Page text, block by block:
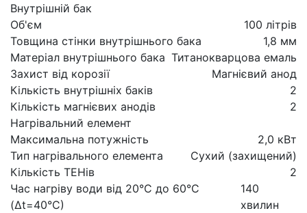
Внутрішній бак
Об'єм
100 літрів
Товщина стінки внутрішнього бака
1,8 мм
Матеріал внутрішнього бака Титанокварцова емаль
Захист від корозії
Магнієвий анод
Кількість внутрішніх баків
2
Кількість магнієвих анодів
2
Нагрівальний елемент
Максимальна потужність
2,0 кВт
Тип нагрівального елемента
Сухий (захищений)
Кількість ТЕНів
2
Час нагріву води від 20°С до 60°С
(Δt=40°С)
140
хвилин